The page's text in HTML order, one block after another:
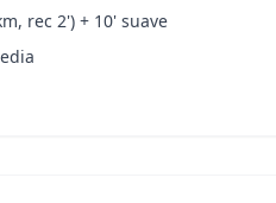
rec 2') + 10' suave